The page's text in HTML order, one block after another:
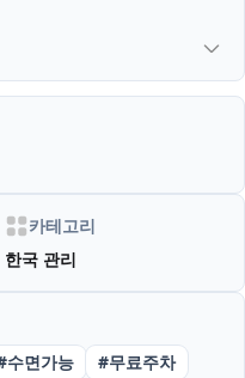
카테고리
한국 관리
수면가능 #무료주차